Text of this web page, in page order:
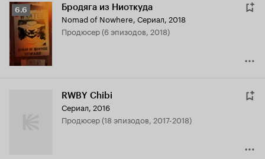
Рейтинг
Кинопоиска
6.6
6.6 Бродяга из Ниоткуда
Nomad of Nowhere, Сериал, 2018
продюсер (6 эпизодов, 2018)
RWBY Chibi
Сериал, 2016
продюсер (18 эпизодов, 2017-2018)